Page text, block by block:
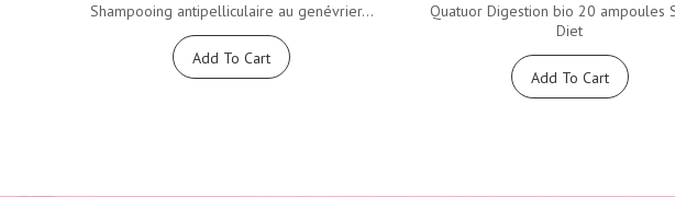
Shampooing antipelliculaire au genévrier...
Add To Cart
Quatuor Digestion bio 20 ampoules
Diet
Add To Cart